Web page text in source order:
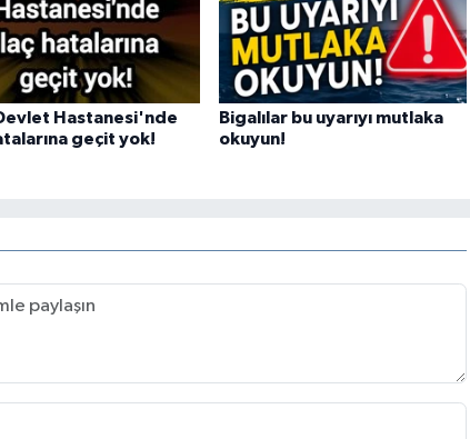
Hastanesi'nde
geçit yok!
Bigalılar bu uyarıyı mutlaka
okuyun!